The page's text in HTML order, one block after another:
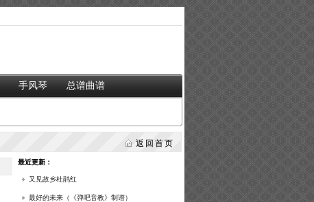
手风琴 总谱曲谱
返回首页
最近更新：
又见故乡杜鹃红
最好的未来（《弹吧音教》制谱）